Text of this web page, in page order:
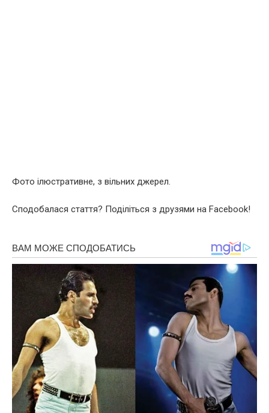
Фото ілюстративне, з вільних джерел.
Сподобалася стаття? Поділіться з друзями на Facebook!